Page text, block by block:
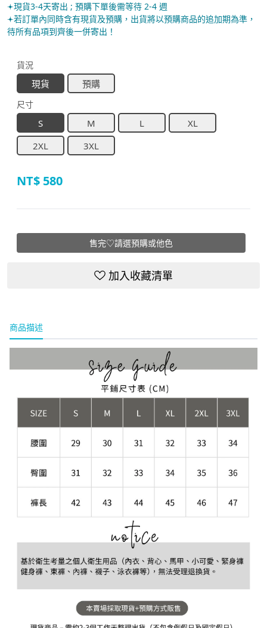
𖥔現貨3-4天寄出 ; 預購下單後需等待 2-4 週
𖥔若訂單內同時含有現貨及預購，出貨將以預購商品的追加期為準，
待所有品項到齊後一併寄出！
貨況
現貨 預購
尺寸
S M L
XL
2XL
3XL
NT$ 580
售完♡請選預購或他色
加入收藏清單
商品描述